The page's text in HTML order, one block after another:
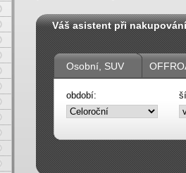
Váš asistent při nakupování
Osobní, SUV
období: